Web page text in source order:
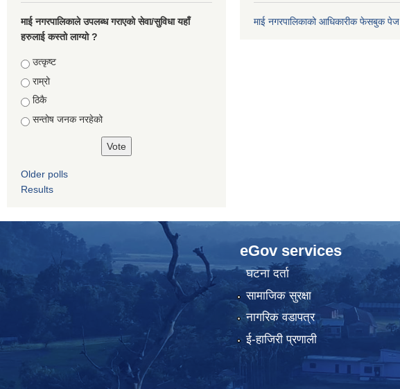
माई नगरपालिकाले उपलब्ध गराएको सेवा/सुविधा यहाँ
हरुलाई कस्तो लाग्यो ?
Choices
उत्कृष्ट
राम्रो
ठिकै
सन्तोष जनक नरहेको
Older polls
Results
माई नगरपालिकाको आधिकारीक फेसबुक पेज
eGov services
घटना दर्ता
सामाजिक सुरक्षा
नागरिक वडापत्र
ई-हाजिरी प्रणाली